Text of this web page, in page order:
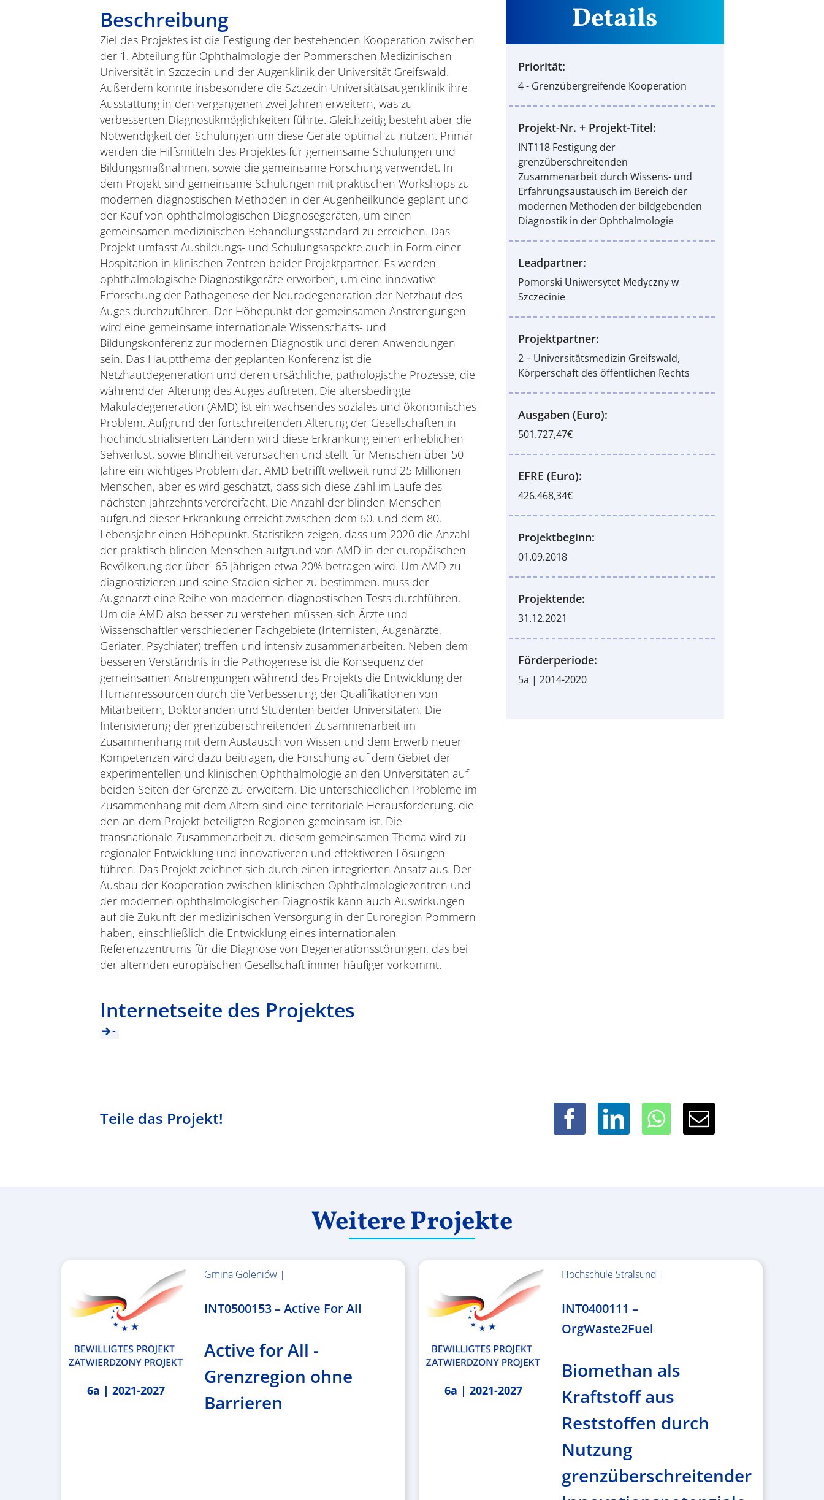
Beschreibung
Ziel des Projektes ist die Festigung der bestehenden Kooperation zwischen
der 1. Abteilung für Ophthalmologie der Pommerschen Medizinischen
Universität in Szczecin und der Augenklinik der Universität Greifswald.
Außerdem konnte insbesondere die Szczecin Universitätsaugenklinik ihre
Ausstattung in den vergangenen zwei Jahren erweitern, was zu
verbesserten Diagnostikmöglichkeiten führte. Gleichzeitig besteht aber die
Notwendigkeit der Schulungen um diese Geräte optimal zu nutzen. Primär
werden die Hilfsmitteln des Projektes für gemeinsame Schulungen und
Bildungsmaßnahmen, sowie die gemeinsame Forschung verwendet. In
dem Projekt sind gemeinsame Schulungen mit praktischen Workshops zu
modernen diagnostischen Methoden in der Augenheilkunde geplant und
der Kauf von ophthalmologischen Diagnosegeräten, um einen
gemeinsamen medizinischen Behandlungsstandard zu erreichen. Das
Projekt umfasst Ausbildungs- und Schulungsaspekte auch in Form einer
Hospitation in klinischen Zentren beider Projektpartner. Es werden
ophthalmologische Diagnostikgeräte erworben, um eine innovative
Erforschung der Pathogenese der Neurodegeneration der Netzhaut des
Auges durchzuführen. Der Höhepunkt der gemeinsamen Anstrengungen
wird eine gemeinsame internationale Wissenschafts- und
Bildungskonferenz zur modernen Diagnostik und deren Anwendungen
sein. Das Hauptthema der geplanten Konferenz ist die
Netzhautdegeneration und deren ursächliche, pathologische Prozesse, die
während der Alterung des Auges auftreten. Die altersbedingte
Makuladegeneration (AMD) ist ein wachsendes soziales und ökonomisches
Problem. Aufgrund der fortschreitenden Alterung der Gesellschaften in
hochindustrialisierten Ländern wird diese Erkrankung einen erheblichen
Sehverlust, sowie Blindheit verursachen und stellt für Menschen über 50
Jahre ein wichtiges Problem dar. AMD betrifft weltweit rund 25 Millionen
Menschen, aber es wird geschätzt, dass sich diese Zahl im Laufe des
nächsten Jahrzehnts verdreifacht. Die Anzahl der blinden Menschen
aufgrund dieser Erkrankung erreicht zwischen dem 60. und dem 80.
Lebensjahr einen Höhepunkt. Statistiken zeigen, dass um 2020 die Anzahl
der praktisch blinden Menschen aufgrund von AMD in der europäischen
Bevölkerung der über 65 Jährigen etwa 20% betragen wird. Um AMD zu
diagnostizieren und seine Stadien sicher zu bestimmen, muss der
Augenarzt eine Reihe von modernen diagnostischen Tests durchführen.
Um die AMD also besser zu verstehen müssen sich Ärzte und
Wissenschaftler verschiedener Fachgebiete (Internisten, Augenärzte,
Geriater, Psychiater) treffen und intensiv zusammenarbeiten. Neben dem
besseren Verständnis in die Pathogenese ist die Konsequenz der
gemeinsamen Anstrengungen während des Projekts die Entwicklung der
Humanressourcen durch die Verbesserung der Qualifikationen von
Mitarbeitern, Doktoranden und Studenten beider Universitäten. Die
Intensivierung der grenzüberschreitenden Zusammenarbeit im
Zusammenhang mit dem Austausch von Wissen und dem Erwerb neuer
Kompetenzen wird dazu beitragen, die Forschung auf dem Gebiet der
experimentellen und klinischen Ophthalmologie an den Universitäten auf
beiden Seiten der Grenze zu erweitern. Die unterschiedlichen Probleme im
Zusammenhang mit dem Altern sind eine territoriale Herausforderung, die
den an dem Projekt beteiligten Regionen gemeinsam ist. Die
transnationale Zusammenarbeit zu diesem gemeinsamen Thema wird zu
regionaler Entwicklung und innovativeren und effektiveren Lösungen
führen. Das Projekt zeichnet sich durch einen integrierten Ansatz aus. Der
Ausbau der Kooperation zwischen klinischen Ophthalmologiezentren und
der modernen ophthalmologischen Diagnostik kann auch Auswirkungen
auf die Zukunft der medizinischen Versorgung in der Euroregion Pommern
haben, einschließlich die Entwicklung eines internationalen
Referenzzentrums für die Diagnose von Degenerationsstörungen, das bei
der alternden europäischen Gesellschaft immer häufiger vorkommt.
Internetseite des Projektes
-
Details
Priorität:
4 - Grenzübergreifende Kooperation
Projekt-Nr. + Projekt-Titel:
INT118 Festigung der
grenzüberschreitenden
Zusammenarbeit durch Wissens- und
Erfahrungsaustausch im Bereich der
modernen Methoden der bildgebenden
Diagnostik in der Ophthalmologie
Leadpartner:
Pomorski Uniwersytet Medyczny w
Szczecinie
Projektpartner:
2 – Universitätsmedizin Greifswald,
Körperschaft des öffentlichen Rechts
Ausgaben (Euro):
501.727,47€
EFRE (Euro):
426.468,34€
Projektbeginn:
01.09.2018
Projektende:
31.12.2021
Förderperiode:
5a | 2014-2020
Teile das Projekt!
Weitere Projekte
6a | 2021-2027
Gmina Goleniów |
INT0500153 – Active For All
Active for All -
Grenzregion ohne
Barrieren
6a | 2021-2027
Hochschule Stralsund |
INT0400111 –
OrgWaste2Fuel
Biomethan als
Kraftstoff aus
Reststoffen durch
Nutzung
grenzüberschreitender